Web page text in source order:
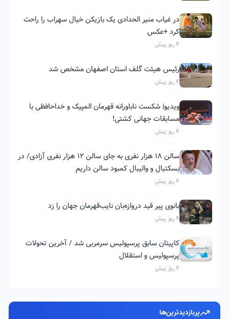
در غیاب منیر الحدادی یک بازیکن خیال سهراب را راحت
کرد +عکس
4 روز پیش
رئیس هیئت گلف استان اصفهان مشخص شد
4 روز پیش
ویدیو| شکست ناباورانه قهرمان المپیک و خداحافظی با
مسابقات جهانی کشتی!
4 روز پیش
سالن ۱۸ هزار نفری به جای سالن ۱۲ هزار نفری آزادی/ در
بسکتبال و والیبال کمبود سالن داریم
4 روز پیش
بانوی پیر قید دروازه‌بان نایب‌قهرمان جهان را زد
4 روز پیش
کاپیتان سابق پرسپولیس سرمربی شد / آخرین تحولات
پرسپولیس و استقلال
4 روز پیش
پربازدیدترین‌ها